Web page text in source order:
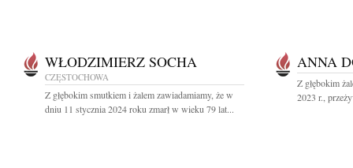
WŁODZIMIERZ SOCHA
CZĘSTOCHOWA
Z głębokim smutkiem i żalem zawiadamiamy, że w
dniu 11 stycznia 2024 roku zmarł w wieku 79 lat...
ANNA
Z głębokim
2023 r.,